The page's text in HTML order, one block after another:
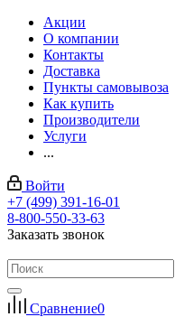
Акции
О компании
Контакты
Доставка
Пункты самовывоза
Как купить
Производители
Услуги
...
Войти
+7 (499) 391-16-01
8-800-550-33-63
Заказать звонок
Сравнение0